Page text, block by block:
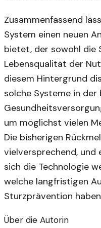
Zusammenfassend
System einen neuen
bietet, der sowohl die
Lebensqualität der
diesem Hintergrund
solche Systeme in der
um möglichst vielen
Die bisherigen
vielversprechend, und
sich die Technologie
welche langfristigen
Sturzprävention
Über die Autorin